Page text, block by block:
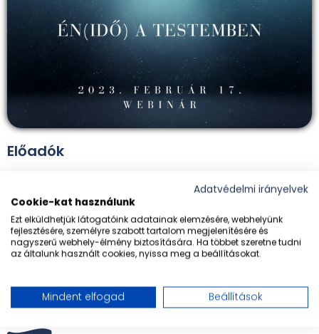
Előadók
Beda Balázs
Pszichológus és autogén tréning gyakorlatvezető
1.26:11
Adatvédelmi irányelvek
Cookie-kat használunk
Ezt elküldhetjük látogatóink adatainak elemzésére, webhelyünk
fejlesztésére, személyre szabott tartalom megjelenítésére és
nagyszerű webhely-élmény biztosítására. Ha többet szeretne tudni
az általunk használt cookies, nyissa meg a beállításokat.
Mindent elfogad Beállítások